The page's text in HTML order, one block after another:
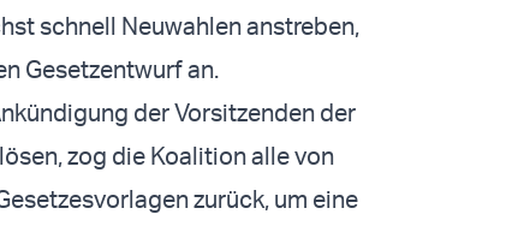
schnell Neuwahlen anstreben,
Gesetzentwurf an.
der Vorsitzenden der
zog die Koalition alle von
zurück, um eine